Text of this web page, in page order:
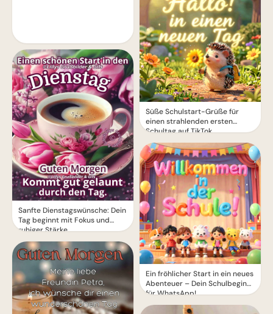
Sanfte Dienstagswünsche: Dein
Tag beginnt mit Fokus und
ruhiger Stärke.
Süße Schulstart-Grüße für
einen strahlenden ersten
Schultag auf TikTok
Ein fröhlicher Start in ein neues
Abenteuer – Dein Schulbeginn
für WhatsApp!